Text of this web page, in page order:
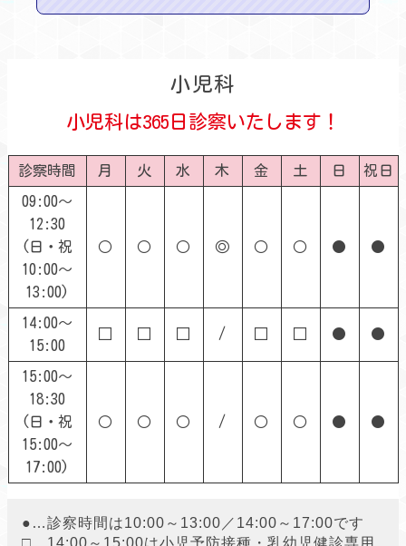
小児科
小児科は365日診察いたします！
診察時間 月 火 水 木 金 土 日 祝日
09:00～
12:30
(日・祝
10:00～
13:00)
○ ○ ○ ◎ ○ ○ ● ●
14:00～
15:00
□ □ □ / □ □ ● ●
15:00～
18:30
(日・祝
15:00～
17:00)
○ ○ ○ / ○ ○ ● ●
●…診察時間は10:00～13:00／14:00～17:00です
□…14:00～15:00は小児予防接種・乳幼児健診専用